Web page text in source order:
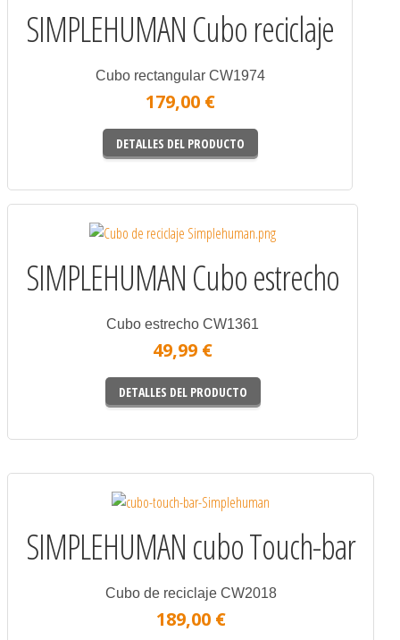
SIMPLEHUMAN Cubo reciclaje
Cubo rectangular CW1974
179,00 €
DETALLES DEL PRODUCTO
SIMPLEHUMAN Cubo estrecho
Cubo estrecho CW1361
49,99 €
DETALLES DEL PRODUCTO
SIMPLEHUMAN cubo Touch-bar
Cubo de reciclaje CW2018
189,00 €